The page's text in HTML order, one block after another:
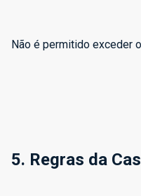
Não é permitido exceder
5. Regras da